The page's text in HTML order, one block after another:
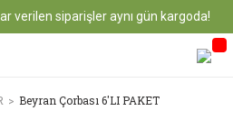
verilen siparişler aynı gün kargoda!
Beyran Çorbası 6'LI PAKET